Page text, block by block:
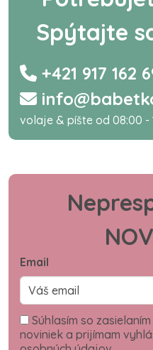
Spýtajte
+421 917 162
volaje & píšte od 08:00 -
Email
Súhlasím so
noviniek a prijímam